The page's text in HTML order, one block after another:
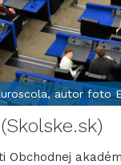
autor foto